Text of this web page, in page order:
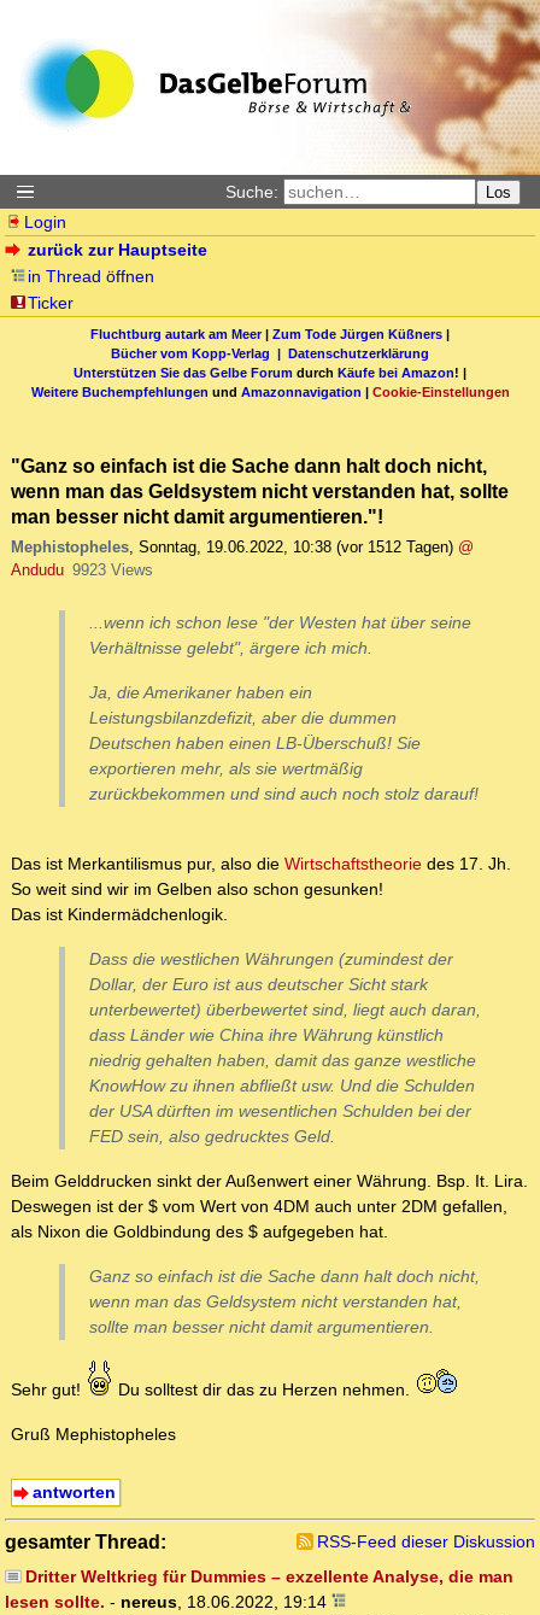
Suche: Los
Login
zurück zur Hauptseite
in Thread öffnen
Ticker
Fluchtburg autark am Meer| Zum Tode Jürgen Küßners |
Bücher vom Kopp-Verlag | Datenschutzerklärung
Unterstützen Sie das Gelbe Forum durch Käufe bei Amazon! |
Weitere Buchempfehlungen und Amazonnavigation | Cookie-Einstellungen
"Ganz so einfach ist die Sache dann halt doch nicht,
wenn man das Geldsystem nicht verstanden hat, sollte
man besser nicht damit argumentieren."!
Mephistopheles, Sonntag, 19.06.2022, 10:38 (vor 1512 Tagen) @
Andudu 9923 Views
...wenn ich schon lese "der Westen hat über seine
Verhältnisse gelebt", ärgere ich mich.
Ja, die Amerikaner haben ein
Leistungsbilanzdefizit, aber die dummen
Deutschen haben einen LB-Überschuß! Sie
exportieren mehr, als sie wertmäßig
zurückbekommen und sind auch noch stolz darauf!
Das ist Merkantilismus pur, also die Wirtschaftstheorie des 17. Jh.
So weit sind wir im Gelben also schon gesunken!
Das ist Kindermädchenlogik.
Dass die westlichen Währungen (zumindest der
Dollar, der Euro ist aus deutscher Sicht stark
unterbewertet) überbewertet sind, liegt auch daran,
dass Länder wie China ihre Währung künstlich
niedrig gehalten haben, damit das ganze westliche
KnowHow zu ihnen abfließt usw. Und die Schulden
der USA dürften im wesentlichen Schulden bei der
FED sein, also gedrucktes Geld.
Beim Gelddrucken sinkt der Außenwert einer Währung. Bsp. It. Lira.
Deswegen ist der $ vom Wert von 4DM auch unter 2DM gefallen,
als Nixon die Goldbindung des $ aufgegeben hat.
Ganz so einfach ist die Sache dann halt doch nicht,
wenn man das Geldsystem nicht verstanden hat,
sollte man besser nicht damit argumentieren.
Sehr gut! Du solltest dir das zu Herzen nehmen.
Gruß Mephistopheles
antworten
gesamter Thread:
RSS-Feed dieser Diskussion
Dritter Weltkrieg für Dummies – exzellente Analyse, die man
lesen sollte. - nereus, 18.06.2022, 19:14